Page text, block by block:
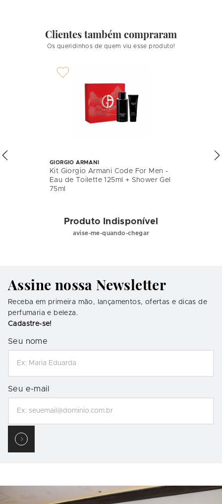
Clientes também compraram
Os queridinhos de quem viu esse produto!
GIORGIO ARMANI
Kit Giorgio Armani Code For Men -
Eau de Toilette 125ml + Shower Gel
75ml
Produto Indisponível
avise-me-quando-chegar
Assine nossa Newsletter
Receba em primeira mão, lançamentos, ofertas e dicas de
perfumaria e beleza.
Cadastre-se!
Seu nome
Seu e-mail